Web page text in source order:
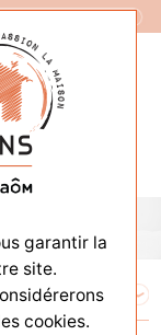
garantir la
site.
cookies.